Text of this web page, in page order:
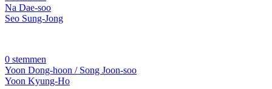
Na Dae-soo
Seo Sung-Jong
0 stemmen
Yoon Dong-hoon / Song Joon-soo
Yoon Kyung-Ho